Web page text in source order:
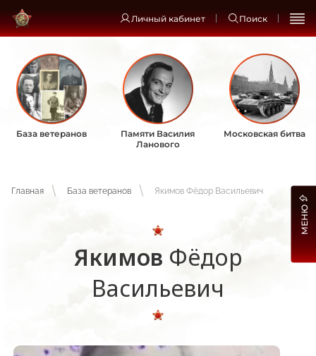
Личный кабинет Поиск
База ветеранов
Памяти Василия
Ланового
Московская битва
Главная База ветеранов Якимов Фёдор Васильевич
Якимов Фёдор
Васильевич
МЕНЮ